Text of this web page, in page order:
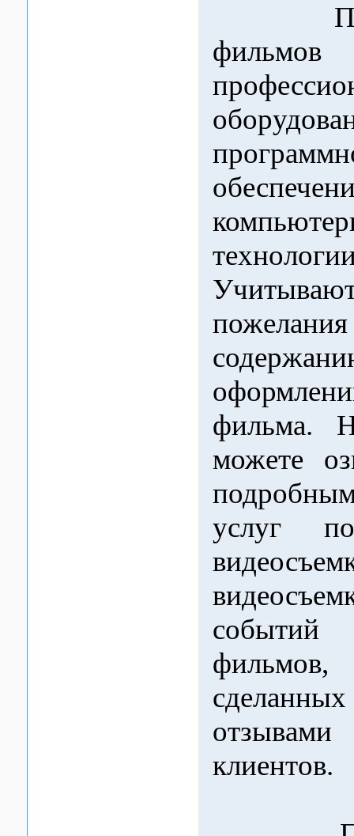
При
фильмов
фильма.
можете
услуг
клиентов.